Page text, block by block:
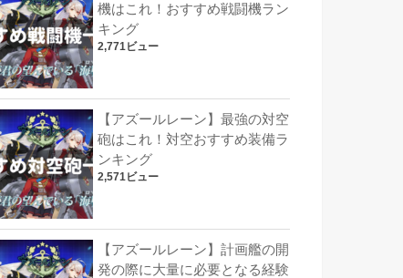
機はこれ！おすすめ戦闘機ラン
キング
2,771ビュー
【アズールレーン】最強の対空
砲はこれ！対空おすすめ装備ラ
ンキング
2,571ビュー
【アズールレーン】計画艦の開
発の際に大量に必要となる経験